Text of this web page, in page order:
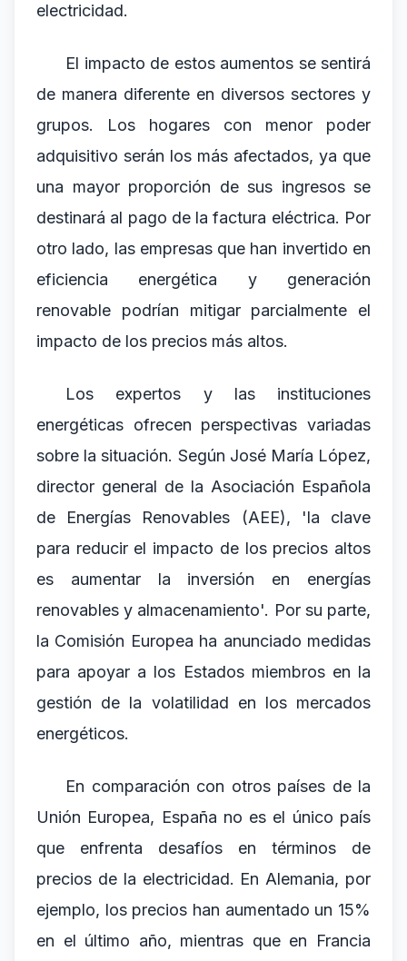
electricidad.
El impacto de estos aumentos se sentirá
de manera diferente en diversos sectores y
grupos. Los hogares con menor poder
adquisitivo serán los más afectados, ya que
una mayor proporción de sus ingresos se
destinará al pago de la factura eléctrica. Por
otro lado, las empresas que han invertido en
eficiencia energética y generación
renovable podrían mitigar parcialmente el
impacto de los precios más altos.
Los expertos y las instituciones
energéticas ofrecen perspectivas variadas
sobre la situación. Según José María López,
director general de la Asociación Española
de Energías Renovables (AEE), 'la clave
para reducir el impacto de los precios altos
es aumentar la inversión en energías
renovables y almacenamiento'. Por su parte,
la Comisión Europea ha anunciado medidas
para apoyar a los Estados miembros en la
gestión de la volatilidad en los mercados
energéticos.
En comparación con otros países de la
Unión Europea, España no es el único país
que enfrenta desafíos en términos de
precios de la electricidad. En Alemania, por
ejemplo, los precios han aumentado un 15%
en el último año, mientras que en Francia